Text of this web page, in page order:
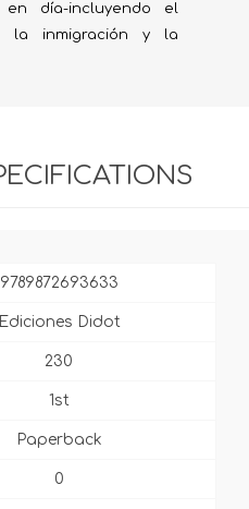
día-incluyendo el
la inmigración y la
9789872693633
Ediciones Didot
230
1st
Paperback
0